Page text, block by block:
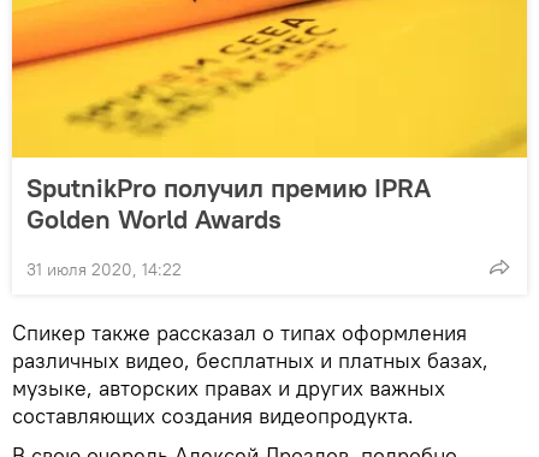
SputnikPro получил премию IPRA
Golden World Awards
31 июля 2020, 14:22
Спикер также рассказал о типах оформления
различных видео, бесплатных и платных базах,
музыке, авторских правах и других важных
составляющих создания видеопродукта.